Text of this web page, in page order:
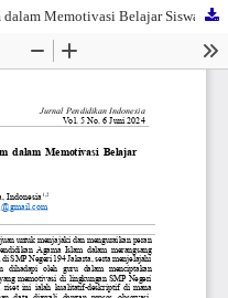
Upaya Guru Pendidikan Agama Islam dalam Memotivasi Belajar Siswa Di SMP Negeri 194 Jakarta